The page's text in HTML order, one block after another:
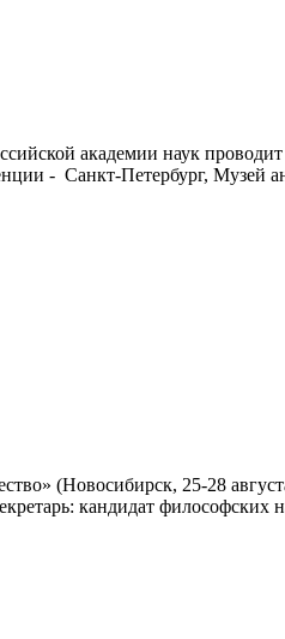
академии наук
- Санкт-Петербург,
(Новосибирск, 25-28
кандидат философских